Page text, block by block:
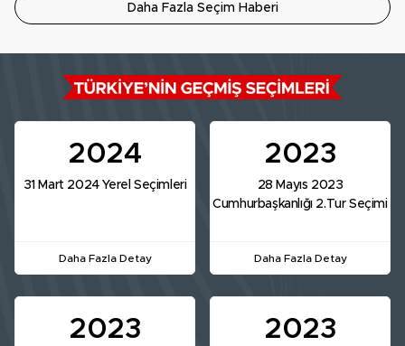
Daha Fazla Seçim Haberi
2024
31 Mart 2024 Yerel Seçimleri
Daha Fazla Detay
2023
28 Mayıs 2023
Cumhurbaşkanlığı 2.Tur Seçimi
Daha Fazla Detay
2023 2023